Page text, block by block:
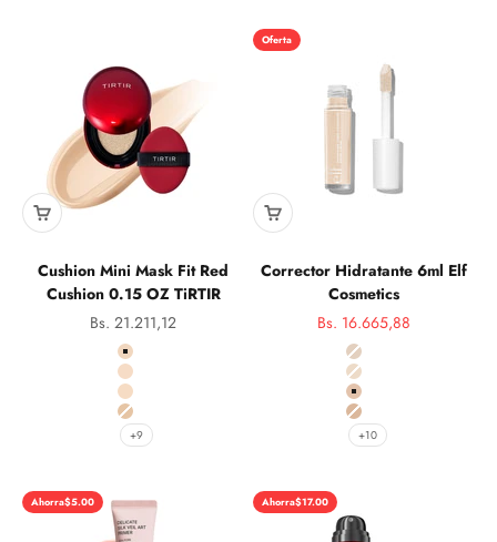
Cushion Mini Mask Fit Red
Cushion 0.15 OZ TiRTIR
Precio de oferta
Bs. 21.211,12
color
17C Porcelain
17N Vainilla
17W Francesa
21N Ivory
+9
Oferta
Corrector Hidratante 6ml Elf
Cosmetics
Precio de oferta
Bs. 16.665,88
Color
Fair Warn 821
Light Ivory 823
Light Sand 824
Light Peach 825
+10
Ahorra$5.00 Ahorra$17.00